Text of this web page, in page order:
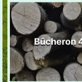
Bûcheron